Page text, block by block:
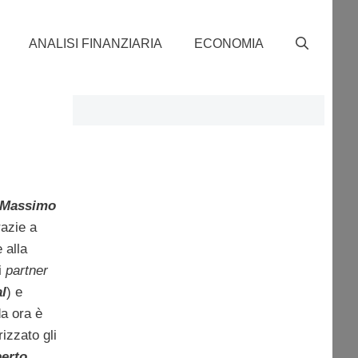
ANALISI FINANZIARIA ECONOMIA
Massimo
a
alla
partner
) e
ora è
gli